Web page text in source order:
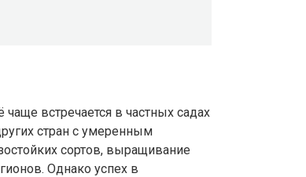
встречается в частных садах
стран с умеренным
сортов, выращивание
Однако успех в